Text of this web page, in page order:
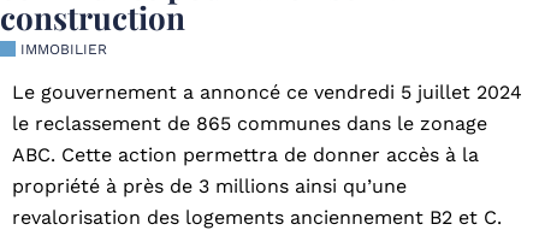
construction
IMMOBILIER
Le gouvernement a annoncé ce vendredi 5 juillet 2024
le reclassement de 865 communes dans le zonage
ABC. Cette action permettra de donner accès à la
propriété à près de 3 millions ainsi qu’une
revalorisation des logements anciennement B2 et C.